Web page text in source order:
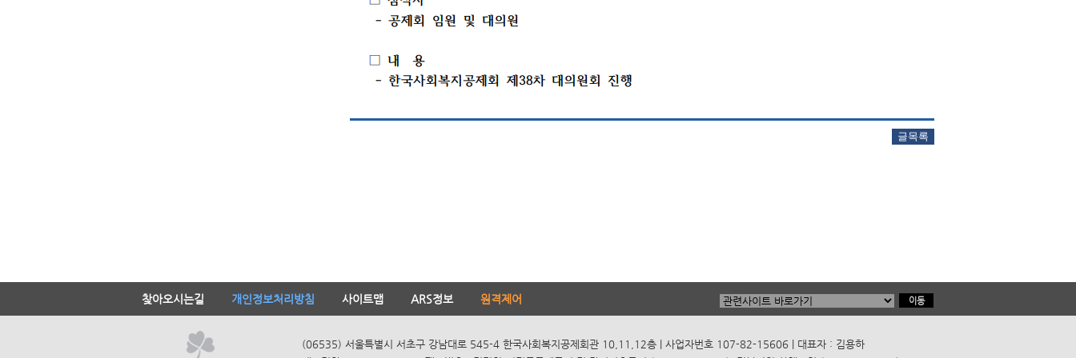
찾아오시는길 개인정보처리방침 사이트맵 ARS정보 원격제어
(06535) 서울특별시 서초구 강남대로 545-4 한국사회복지공제회관 10,11,12층 | 사업자번호 107-82-15606 | 대표자 : 김용하